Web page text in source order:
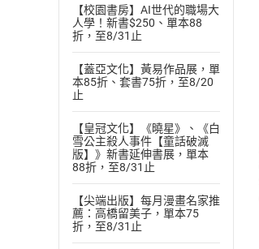
【校園書房】AI世代的職場大
人學！新書$250、單本88
折，至8/31止
【蓋亞文化】黃易作品展，單
本85折、套書75折，至8/20
止
【皇冠文化】《曉星》、《白
雪公主殺人事件【童話破滅
版】》新書延伸書展，單本
88折，至8/31止
【尖端出版】每月漫畫名家推
薦：高橋留美子，單本75
折，至8/31止